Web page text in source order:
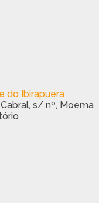
do Ibirapuera
s/ nº, Moema